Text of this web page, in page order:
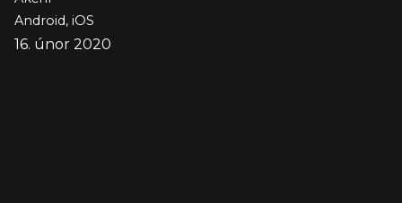
Android, iOS
16. únor 2020